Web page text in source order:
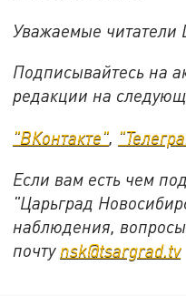
Уважаемые читатели
Подписывайтесь на
редакции на
"ВКонтакте",
Если вам есть чем
"Царьград
наблюдения,
почту nsk@tsargrad.tv